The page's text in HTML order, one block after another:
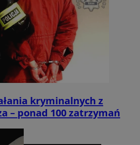
kryminalnych z
– ponad 100 zatrzymań